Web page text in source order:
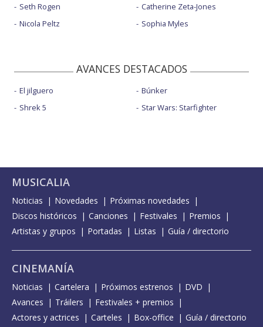
Seth Rogen
Nicola Peltz
Catherine Zeta-Jones
Sophia Myles
AVANCES DESTACADOS
El jilguero
Shrek 5
Búnker
Star Wars: Starfighter
MUSICALIA
Noticias Novedades
Próximas novedades
Discos históricos
Canciones Festivales
Premios
Artistas y grupos
Portadas Listas Guía / directorio
CINEMANÍA
Noticias Cartelera Próximos estrenos
DVD
Avances
Tráilers
Festivales + premios
Actores y actrices
Carteles Box-office Guía / directorio